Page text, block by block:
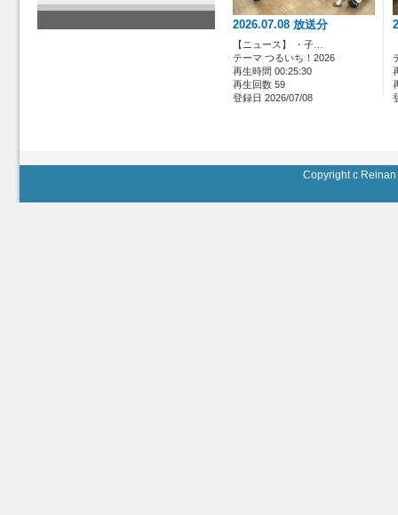
2026.07.08 放送分
【ニュース】 ・子…
テーマ つるいち！2026
再生時間 00:25:30
再生回数 59
登録日 2026/07/08
Copyright c